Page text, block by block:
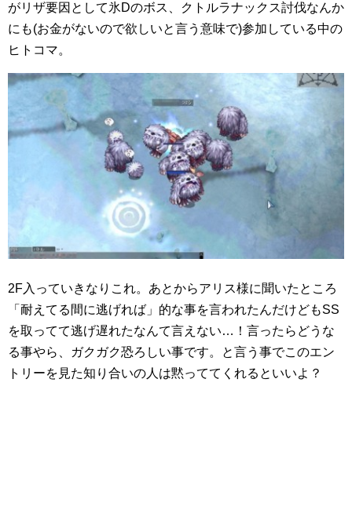
がリザ要因として氷Dのボス、クトルラナックス討伐なんか
にも(お金がないので欲しいと言う意味で)参加している中の
ヒトコマ。
2F入っていきなりこれ。あとからアリス様に聞いたところ
「耐えてる間に逃げれば」的な事を言われたんだけどもSS
を取ってて逃げ遅れたなんて言えない…！言ったらどうな
る事やら、ガクガク恐ろしい事です。と言う事でこのエン
トリーを見た知り合いの人は黙っててくれるといいよ？